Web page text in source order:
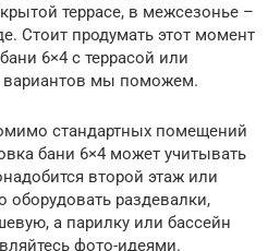
террасе, в межсезонье –
Стоит продумать этот момент
6×4 с террасой или
вариантов мы поможем.
стандартных помещений
бани 6×4 может учитывать
второй этаж или
раздевалки,
а парилку или бассейн
фото-идеями.